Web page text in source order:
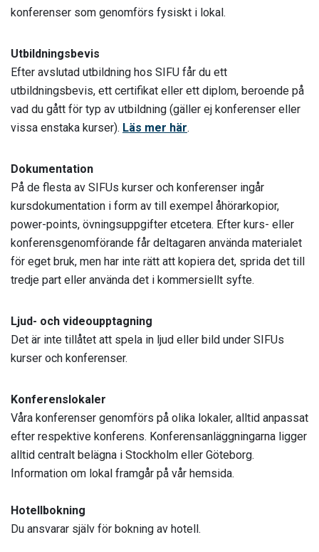
konferenser som genomförs fysiskt i lokal.
Utbildningsbevis
Efter avslutad utbildning hos SIFU får du ett
utbildningsbevis, ett certifikat eller ett diplom, beroende på
vad du gått för typ av utbildning (gäller ej konferenser eller
vissa enstaka kurser). Läs mer här.
Dokumentation
På de flesta av SIFUs kurser och konferenser ingår
kursdokumentation i form av till exempel åhörarkopior,
power-points, övningsuppgifter etcetera. Efter kurs- eller
konferensgenomförande får deltagaren använda materialet
för eget bruk, men har inte rätt att kopiera det, sprida det till
tredje part eller använda det i kommersiellt syfte.
Ljud- och videoupptagning
Det är inte tillåtet att spela in ljud eller bild under SIFUs
kurser och konferenser.
Konferenslokaler
Våra konferenser genomförs på olika lokaler, alltid anpassat
efter respektive konferens. Konferensanläggningarna ligger
alltid centralt belägna i Stockholm eller Göteborg.
Information om lokal framgår på vår hemsida.
Hotellbokning
Du ansvarar själv för bokning av hotell.